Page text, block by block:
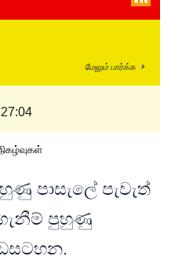
மேலும் பார்க்க
පාසැලේ පැවැත්
පුහුණු